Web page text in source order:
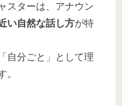
スターは、アナウン
い自然な話し方が特
自分ごと」として理
。